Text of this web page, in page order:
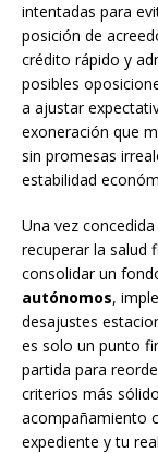
intentadas para
posición de
crédito rápido y
posibles
a ajustar
exoneración que
sin promesas
estabilidad
Una vez concedida
recuperar la salud
consolidar un
autónomos,
desajustes
es solo un punto
partida para
criterios más
acompañamiento
expediente y tu